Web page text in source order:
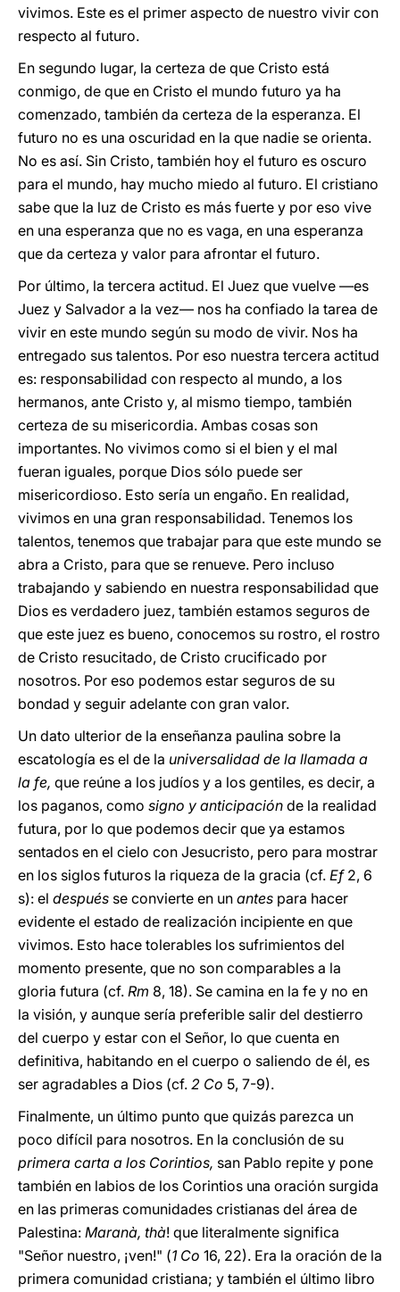
vivimos. Este es el primer aspecto de nuestro vivir con
respecto al futuro.
En segundo lugar, la certeza de que Cristo está
conmigo, de que en Cristo el mundo futuro ya ha
comenzado, también da certeza de la esperanza. El
futuro no es una oscuridad en la que nadie se orienta.
No es así. Sin Cristo, también hoy el futuro es oscuro
para el mundo, hay mucho miedo al futuro. El cristiano
sabe que la luz de Cristo es más fuerte y por eso vive
en una esperanza que no es vaga, en una esperanza
que da certeza y valor para afrontar el futuro.
Por último, la tercera actitud. El Juez que vuelve —es
Juez y Salvador a la vez— nos ha confiado la tarea de
vivir en este mundo según su modo de vivir. Nos ha
entregado sus talentos. Por eso nuestra tercera actitud
es: responsabilidad con respecto al mundo, a los
hermanos, ante Cristo y, al mismo tiempo, también
certeza de su misericordia. Ambas cosas son
importantes. No vivimos como si el bien y el mal
fueran iguales, porque Dios sólo puede ser
misericordioso. Esto sería un engaño. En realidad,
vivimos en una gran responsabilidad. Tenemos los
talentos, tenemos que trabajar para que este mundo se
abra a Cristo, para que se renueve. Pero incluso
trabajando y sabiendo en nuestra responsabilidad que
Dios es verdadero juez, también estamos seguros de
que este juez es bueno, conocemos su rostro, el rostro
de Cristo resucitado, de Cristo crucificado por
nosotros. Por eso podemos estar seguros de su
bondad y seguir adelante con gran valor.
Un dato ulterior de la enseñanza paulina sobre la
escatología es el de la universalidad de la llamada a
la fe, que reúne a los judíos y a los gentiles, es decir, a
los paganos, como signo y anticipación de la realidad
futura, por lo que podemos decir que ya estamos
sentados en el cielo con Jesucristo, pero para mostrar
en los siglos futuros la riqueza de la gracia (cf. Ef 2, 6
s): el después se convierte en un antes para hacer
evidente el estado de realización incipiente en que
vivimos. Esto hace tolerables los sufrimientos del
momento presente, que no son comparables a la
gloria futura (cf. Rm 8, 18). Se camina en la fe y no en
la visión, y aunque sería preferible salir del destierro
del cuerpo y estar con el Señor, lo que cuenta en
definitiva, habitando en el cuerpo o saliendo de él, es
ser agradables a Dios (cf. 2 Co 5, 7-9).
Finalmente, un último punto que quizás parezca un
poco difícil para nosotros. En la conclusión de su
primera carta a los Corintios, san Pablo repite y pone
también en labios de los Corintios una oración surgida
en las primeras comunidades cristianas del área de
Palestina: Maranà, thà! que literalmente significa
"Señor nuestro, ¡ven!" (1 Co 16, 22). Era la oración de la
primera comunidad cristiana; y también el último libro